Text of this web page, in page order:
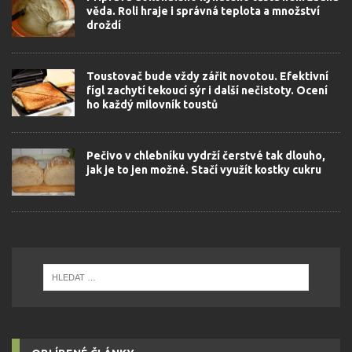
věda. Roli hraje i správná teplota a množství
droždí
Toustovač bude vždy zářit novotou. Efektivní
fígl zachytí tekoucí sýr i další nečistoty. Ocení
ho každý milovník toustů
Pečivo v chlebníku vydrží čerstvé tak dlouho,
jak je to jen možné. Stačí využít kostky cukru